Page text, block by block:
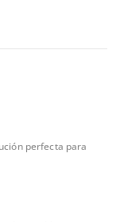
perfecta para